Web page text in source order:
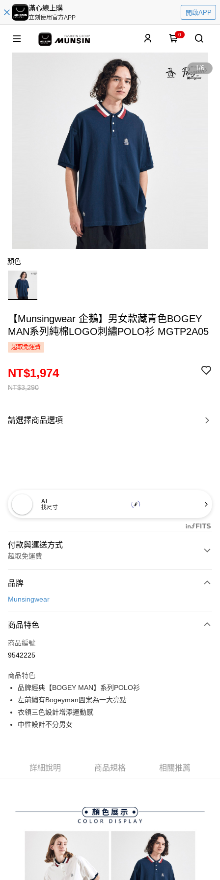
滿心線上購
立刻使用官方APP
開啟APP
0
1/6
顏色
【Munsingwear 企鵝】男女款藏青色BOGEY
MAN系列純棉LOGO刺繡POLO衫 MGTP2A05
超取免運費
NT$3,290
NT$1,974
請選擇商品選項
AI
找尺寸
付款與運送方式
超取免運費
信用卡一次付款
LINE Pay
Apple Pay
悠遊付
大哥付你分期
相關說明
【大哥付你分期使用說明】
1.本服務由台灣大哥大提供，台灣大哥大用戶可立即使用無須另外申請。
3.實際核准額度、可分期數及費用金額請依後續交易確認頁面所載為準。
1.分期款項不併入電信帳單，「大哥付你分期」於每月結算日後寄送繳費提
帳／街口支付／iPASS MONEY」等通路繳費。
【注意事項】
1.本服務係由「台灣大哥大股份有限公司」（以下簡稱本公司）所提供，讓
用戶於交易時，得透過本服務購買商品或服務，並由商店將買賣／分期付款
AFTEE先享後付
便利好安心！
【「AFTEE先享後付」結帳流程】
１．於結帳方式選擇「AFTEE先享後付」後，將跳轉至「AFTEE先享後付」
結帳頁面，進行簡訊認證並確認金額後，即可完成結帳。
２．訂單成立數日內，您將收到繳費通知簡訊。
３．收到繳費通知簡訊後14天內，點擊此簡訊中的連結，可透過四大超商／
ATM／網路銀行／等多元方式進行付款，方視為交易完成。
※ 請注意：結帳手續完成當下不需立刻繳費，但若您需要取消訂單，請聯絡
購買商品的店家。未經商家同意取消之訂單仍視為有效，需透過AFTEE先享
免運費
付款後全家取貨
萊爾富取貨付款
品牌
Munsingwear
商品特色
商品編號
9542225
商品特色
品牌經典【BOGEY MAN】系列POLO衫
左前繡有Bogeyman圖案為一大亮點
衣領三色設計增添運動感
中性設計不分男女
詳細說明 商品規格 相關推薦